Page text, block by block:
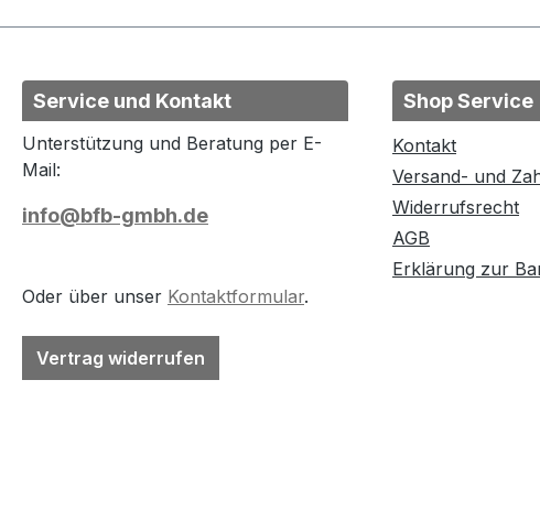
Service und Kontakt
Unterstützung und Beratung per E-
Mail:
info@bfb-gmbh.de
Oder über unser Kontaktformular.
Vertrag widerrufen
Shop Service
Kontakt
Versand- und
Widerrufsrecht
AGB
Erklärung zur